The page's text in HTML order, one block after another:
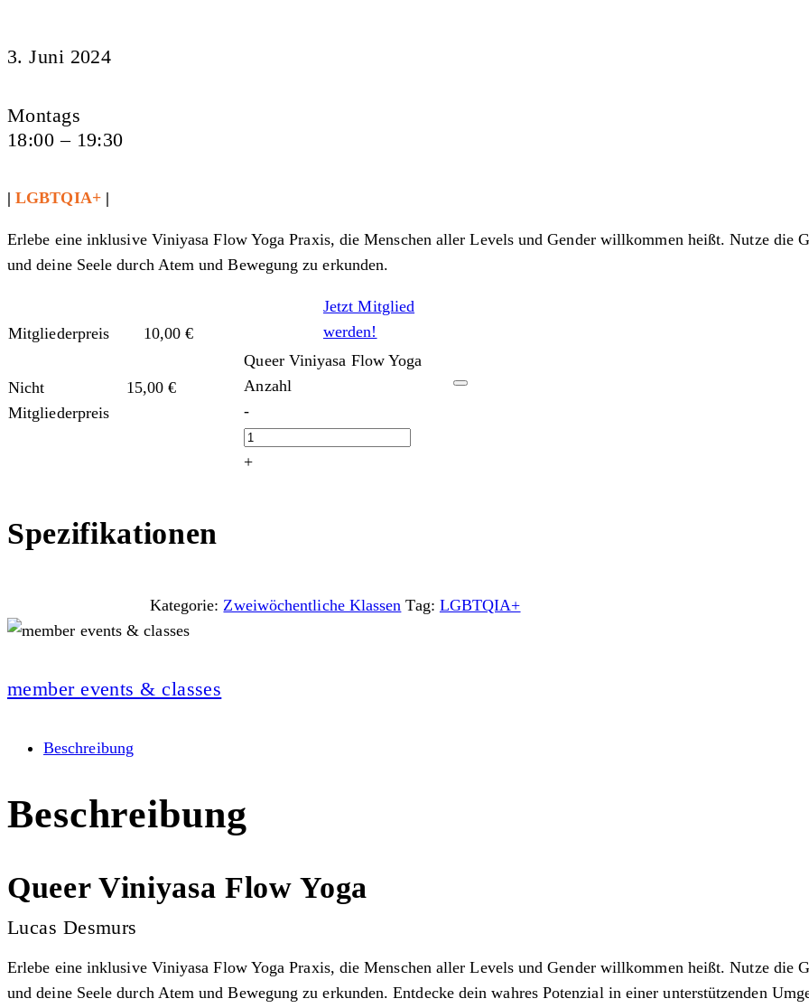
3. Juni 2024
Montags
18:00 – 19:30
|LGBTQIA+ |
Erlebe eine inklusive Viniyasa Flow Yoga Praxis, die Menschen aller Levels und Gender willkommen heißt. Nutze die
und deine Seele durch Atem und Bewegung zu erkunden.
Mitgliederpreis 10,00€
Jetzt Mitglied
werden!
Nicht
Mitgliederpreis
15,00€
Queer Viniyasa Flow Yoga
Anzahl
-
+
Spezifikationen
Kategorie: Zweiwöchentliche Klassen Tag: LGBTQIA+
member events & classes
Beschreibung
Beschreibung
Queer Viniyasa Flow Yoga
Lucas Desmurs
Erlebe eine inklusive Viniyasa Flow Yoga Praxis, die Menschen aller Levels und Gender willkommen heißt. Nutze die
und deine Seele durch Atem und Bewegung zu erkunden. Entdecke dein wahres Potenzial in einer unterstützenden